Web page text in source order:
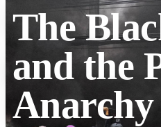
The
and the
Anarchy